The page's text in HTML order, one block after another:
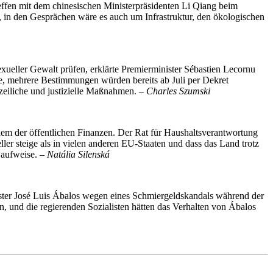
mit dem chinesischen Ministerpräsidenten Li Qiang beim
den Gesprächen wäre es auch um Infrastruktur, den ökologischen
Gewalt prüfen, erklärte Premierminister Sébastien Lecornu
Bestimmungen würden bereits ab Juli per Dekret
und justizielle Maßnahmen. – Charles Szumski
der öffentlichen Finanzen. Der Rat für Haushaltsverantwortung
steige als in vielen anderen EU-Staaten und dass das Land trotz
– Natália Silenská
José Luis Ábalos wegen eines Schmiergeldskandals während der
die regierenden Sozialisten hätten das Verhalten von Ábalos